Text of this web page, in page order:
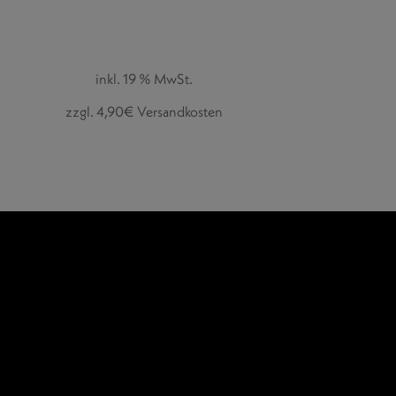
inkl. 19 % MwSt.
zzgl. 4,90€ Versandkosten